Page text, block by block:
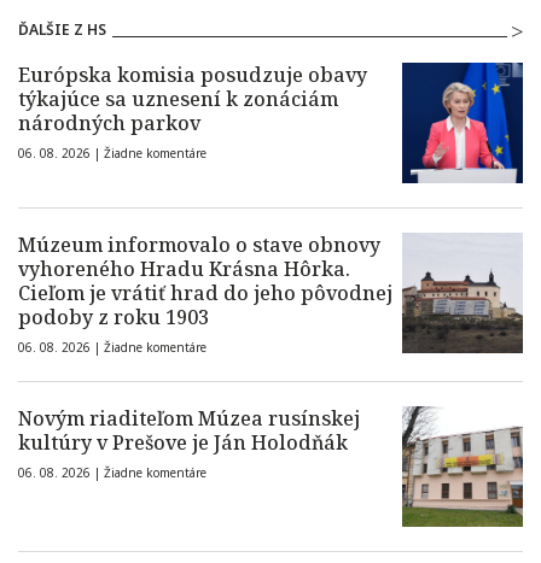
ĎALŠIE Z HS
Európska komisia posudzuje obavy
týkajúce sa uznesení k zonáciám
národných parkov
06. 08. 2026 | Žiadne komentáre
Múzeum informovalo o stave obnovy
vyhoreného Hradu Krásna Hôrka.
Cieľom je vrátiť hrad do jeho pôvodnej
podoby z roku 1903
06. 08. 2026 | Žiadne komentáre
Novým riaditeľom Múzea rusínskej
kultúry v Prešove je Ján Holodňák
06. 08. 2026 | Žiadne komentáre